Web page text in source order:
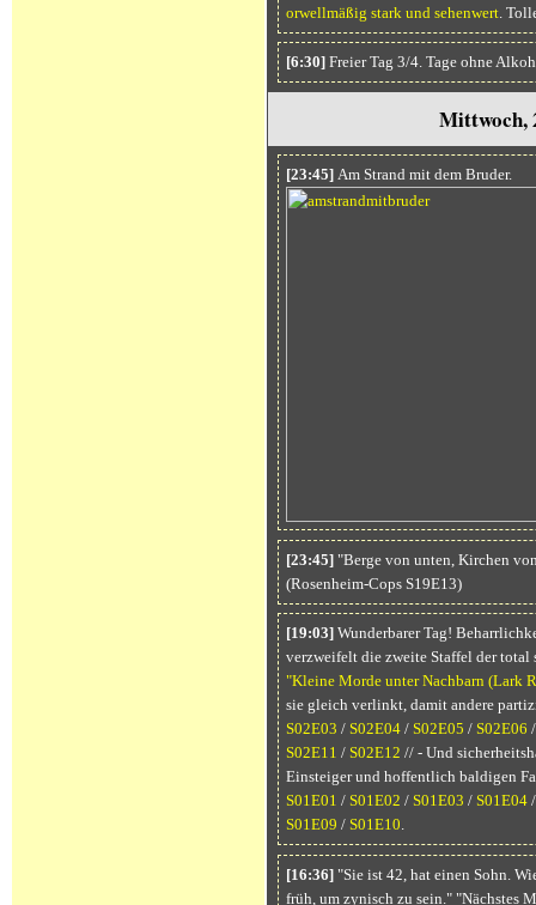
orwellmäßig stark und sehenwert.
[6:30]Freier Tag 3/4. Tage ohne
Mittwoch,
[23:45]Am Strand mit dem Bruder.
[23:45]"Berge von unten, Kirchen
(Rosenheim-Cops S19E13)
[19:03]Wunderbarer Tag!
verzweifelt die zweite Staffel der total
"Kleine Morde unter Nachbarn (Lark
sie gleich verlinkt, damit andere
S02E03 / S02E04/ S02E05 / S02E06
S02E11 / S02E12 // - Und
Einsteiger und hoffentlich baldigen
S01E01 / S01E02 / S01E03 / S01E04
S01E09 / S01E10.
[16:36]"Sie ist 42, hat einen Sohn.
früh, um zynisch zu sein." "Nächstes